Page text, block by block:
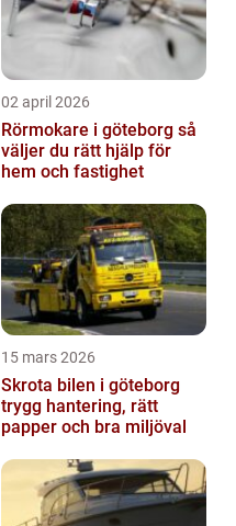
02 april 2026
Rörmokare i göteborg så
väljer du rätt hjälp för
hem och fastighet
15 mars 2026
Skrota bilen i göteborg
trygg hantering, rätt
papper och bra miljöval